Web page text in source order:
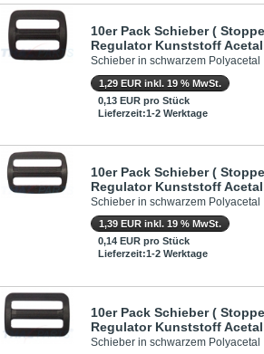
10er Pack Schieber (
Regulator Kunststoff Acetal
Schieber in schwarzem Polyacetal
1,29 EUR inkl. 19 % MwSt.
0,13 EUR pro Stück
Lieferzeit:1-2 Werktage
10er Pack Schieber (
Regulator Kunststoff Acetal
Schieber in schwarzem Polyacetal
1,39 EUR inkl. 19 % MwSt.
0,14 EUR pro Stück
Lieferzeit:1-2 Werktage
10er Pack Schieber (
Regulator Kunststoff Acetal
Schieber in schwarzem Polyacetal